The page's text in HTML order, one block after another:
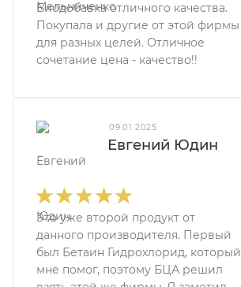
Биодобавка отличного качества.
Покупала и другие от этой фирмы
для разных целей. Отличное
сочетание цена - качество!!
09.01.2025
Евгений Юдин
Это уже второй продукт от
данного производителя. Первый
был Бетаин Гидрохлорид, который
мне помог, поэтому БЦА решил